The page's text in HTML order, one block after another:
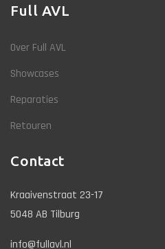
Full AVL
Over Full AVL
Showcases
Reparaties
Retouren
Contact
Kraaivenstraat 23-17
5048 AB Tilburg
info@fullavl.nl